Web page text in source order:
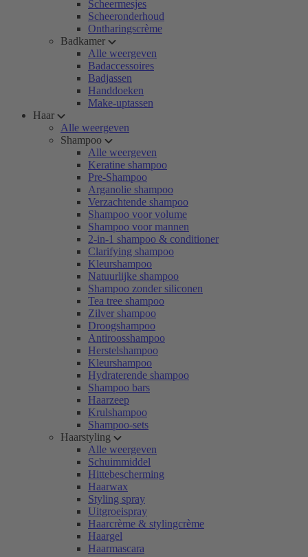
Scheermesjes
Scheeronderhoud
Ontharingscrème
Badkamer
Alle weergeven
Badaccessoires
Badjassen
Handdoeken
Make-uptassen
Haar
Alle weergeven
Shampoo
Alle weergeven
Keratine shampoo
Pre-Shampoo
Arganolie shampoo
Verzachtende shampoo
Shampoo voor volume
Shampoo voor mannen
2-in-1 shampoo & conditioner
Clarifying shampoo
Kleurshampoo
Natuurlijke shampoo
Shampoo zonder siliconen
Tea tree shampoo
Zilver shampoo
Droogshampoo
Antiroosshampoo
Herstelshampoo
Kleurshampoo
Hydraterende shampoo
Shampoo bars
Haarzeep
Krulshampoo
Shampoo-sets
Haarstyling
Alle weergeven
Schuimmiddel
Hittebescherming
Haarwax
Styling spray
Uitgroeispray
Haarcrème & stylingcrème
Haargel
Haarmascara